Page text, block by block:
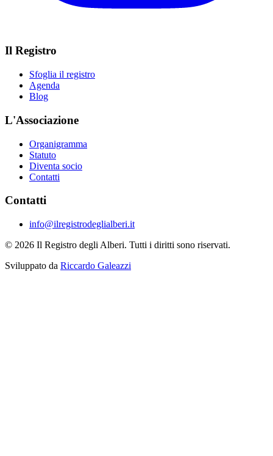
Il Registro
Sfoglia il registro
Agenda
Blog
L'Associazione
Organigramma
Statuto
Diventa socio
Contatti
Contatti
info@ilregistrodeglialberi.it
© 2026 Il Registro degli Alberi. Tutti i diritti sono riservati.
Sviluppato da Riccardo Galeazzi